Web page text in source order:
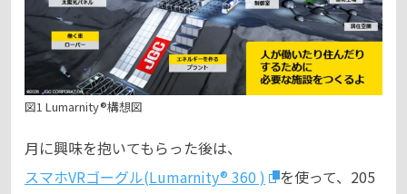
図1 Lumarnity®構想図
月に興味を抱いてもらった後は、
スマホVRゴーグル(Lumarnity® 360 )
を使って、205